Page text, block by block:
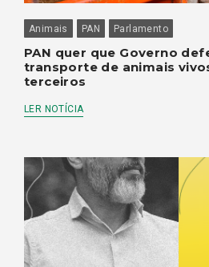
Animais PAN Parlamento
PAN quer que Governo
transporte de animais
terceiros
LER NOTÍCIA